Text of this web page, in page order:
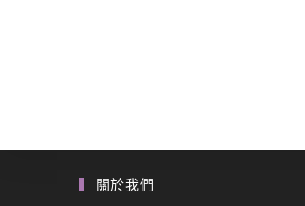
關於我們